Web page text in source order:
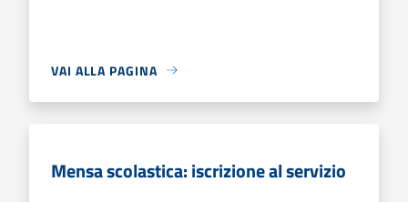
VAI ALLA PAGINA
Mensa scolastica: iscrizione al servizio